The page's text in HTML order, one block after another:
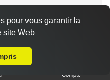
Compte
pour vous garantir la
site Web